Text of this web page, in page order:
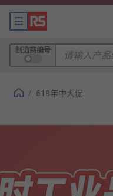
制造商编号
/ 618年中大促